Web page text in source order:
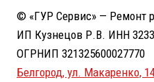
© «ГУР Сервис» — Ремонт
ИП Кузнецов Р.В. ИНН
ОГРНИП 321325600027770
Белгород, ул. Макаренко,